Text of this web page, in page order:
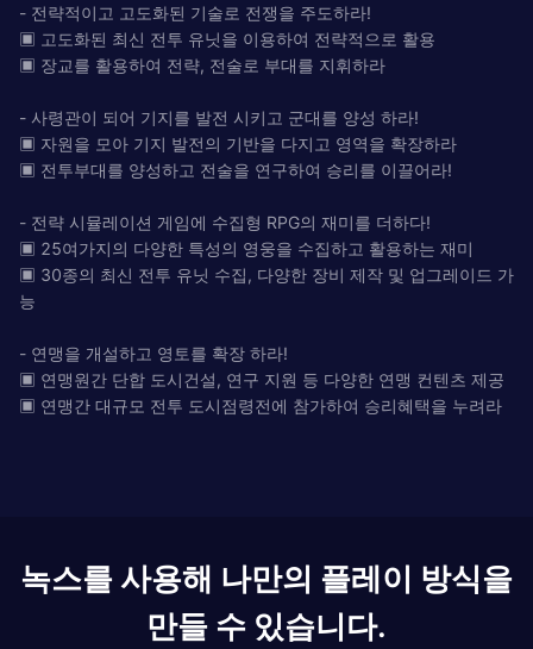
- 전략적이고 고도화된 기술로 전쟁을 주도하라!
▣ 고도화된 최신 전투 유닛을 이용하여 전략적으로 활용
▣ 장교를 활용하여 전략, 전술로 부대를 지휘하라
- 사령관이 되어 기지를 발전 시키고 군대를 양성 하라!
▣ 자원을 모아 기지 발전의 기반을 다지고 영역을 확장하라
▣ 전투부대를 양성하고 전술을 연구하여 승리를 이끌어라!
- 전략 시뮬레이션 게임에 수집형 RPG의 재미를 더하다!
▣ 25여가지의 다양한 특성의 영웅을 수집하고 활용하는 재미
▣ 30종의 최신 전투 유닛 수집, 다양한 장비 제작 및 업그레이드 가
능
- 연맹을 개설하고 영토를 확장 하라!
▣ 연맹원간 단합 도시건설, 연구 지원 등 다양한 연맹 컨텐츠 제공
▣ 연맹간 대규모 전투 도시점령전에 참가하여 승리혜택을 누려라
녹스를 사용해 나만의 플레이 방식을
만들 수 있습니다.